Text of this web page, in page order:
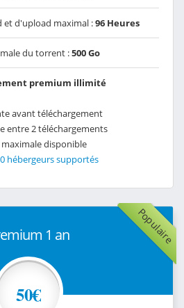
et d'upload maximal :96 Heures
du torrent :500 Go
premium illimité
avant téléchargement
entre 2 téléchargements
maximale disponible
hébergeurs supportés
Populaire
1 an
50€